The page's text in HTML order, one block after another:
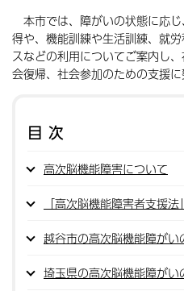
本市では、障がいの状態に応
得や、機能訓練や生活訓練、就
スなどの利用についてご案内し
会復帰、社会参加のための支援に
目次
高次脳機能障害について
「高次脳機能障害者支援
越谷市の高次脳機能障がい
埼玉県の高次脳機能障がい